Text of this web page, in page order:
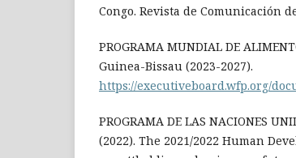
Congo. Revista de Comunicación
PROGRAMA MUNDIAL DE
Guinea-Bissau (2023-2027).
https://executiveboard.wfp.org/
PROGRAMA DE LAS NACIONES
(2022). The 2021/2022 Human